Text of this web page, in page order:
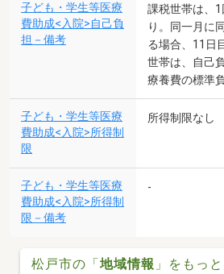
子ども・学生等医療
費助成<入院>自己負
担－備考
課税世帯は、
り。同一月に
る場合、11日
世帯は、自己
療養費の標準
子ども・学生等医療
費助成<入院>所得制
限
所得制限なし
子ども・学生等医療
費助成<入院>所得制
限－備考
-
松戸市の「地域情報 」をもっ